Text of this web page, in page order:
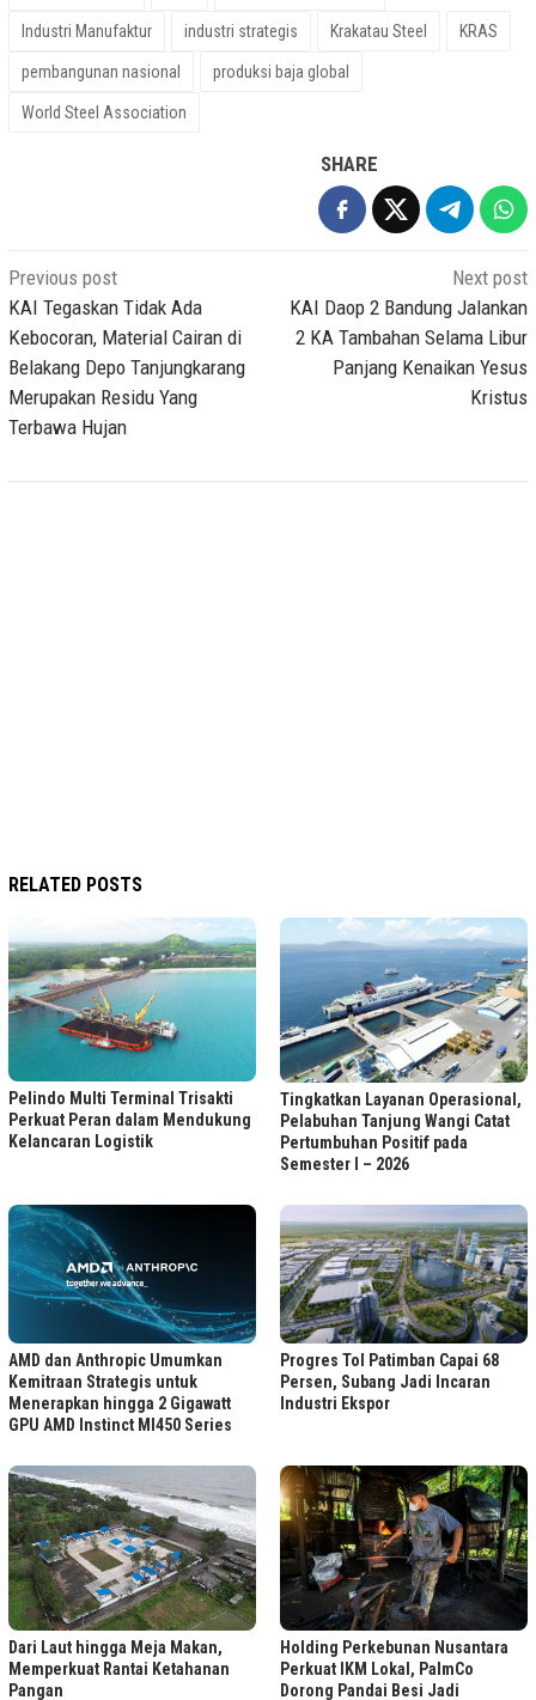
Industri Manufaktur industri strategis Krakatau Steel KRAS
pembangunan nasional produksi baja global
World Steel Association
SHARE
Post
navigation
Previous post
KAI Tegaskan Tidak Ada
Kebocoran, Material Cairan di
Belakang Depo Tanjungkarang
Merupakan Residu Yang
Terbawa Hujan
Next post
KAI Daop 2 Bandung Jalankan
2 KA Tambahan Selama Libur
Panjang Kenaikan Yesus
Kristus
RELATED POSTS
Pelindo Multi Terminal Trisakti
Perkuat Peran dalam Mendukung
Kelancaran Logistik
Tingkatkan Layanan Operasional,
Pelabuhan Tanjung Wangi Catat
Pertumbuhan Positif pada
Semester I – 2026
AMD dan Anthropic Umumkan
Kemitraan Strategis untuk
Menerapkan hingga 2 Gigawatt
GPU AMD Instinct MI450 Series
Progres Tol Patimban Capai 68
Persen, Subang Jadi Incaran
Industri Ekspor
Dari Laut hingga Meja Makan,
Memperkuat Rantai Ketahanan
Pangan
Holding Perkebunan Nusantara
Perkuat IKM Lokal, PalmCo
Dorong Pandai Besi Jadi